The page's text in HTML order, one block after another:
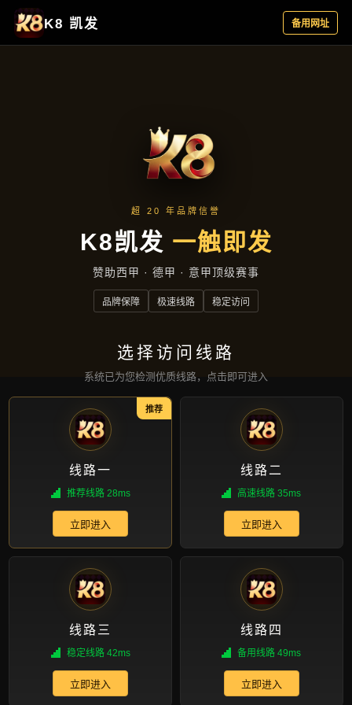
案例精选
首页 案例精选